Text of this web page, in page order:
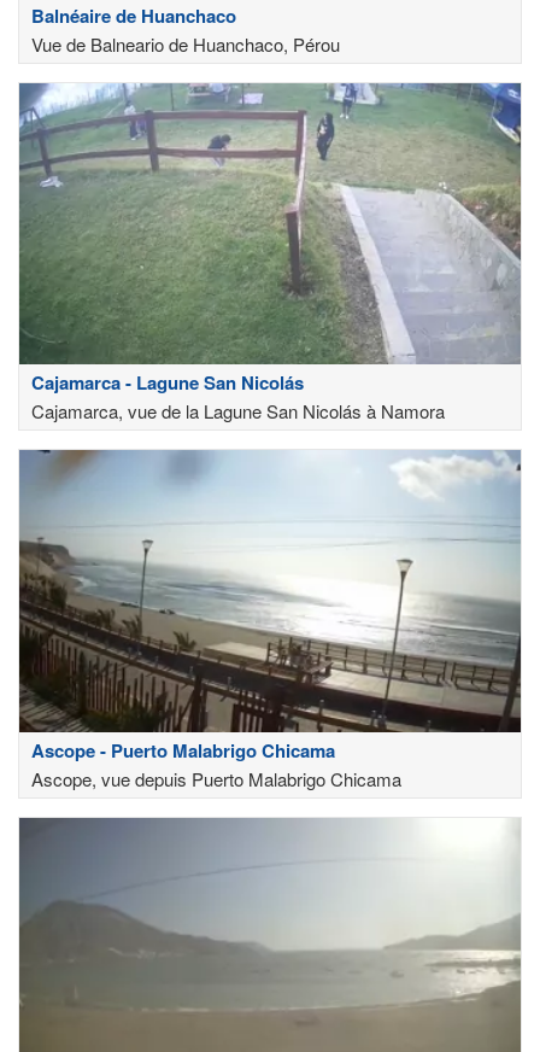
Balnéaire de Huanchaco
Vue de Balneario de Huanchaco, Pérou
Cajamarca - Lagune San Nicolás
Cajamarca, vue de la Lagune San Nicolás à Namora
Ascope - Puerto Malabrigo Chicama
Ascope, vue depuis Puerto Malabrigo Chicama